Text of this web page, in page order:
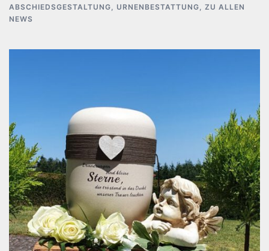
ABSCHIEDSGESTALTUNG, URNENBESTATTUNG, ZU ALLEN
NEWS